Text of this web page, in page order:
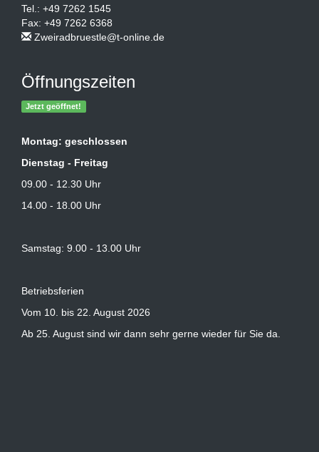
Tel.: +49 7262 1545
Fax: +49 7262 6368
Zweiradbruestle@t-online.de
Öffnungszeiten
Jetzt geöffnet!
Montag: geschlossen
Dienstag - Freitag
09.00 - 12.30 Uhr
14.00 - 18.00 Uhr
Samstag: 9.00 - 13.00 Uhr
Betriebsferien
Vom 10. bis 22. August 2026
Ab 25. August sind wir dann sehr gerne wieder für Sie da.